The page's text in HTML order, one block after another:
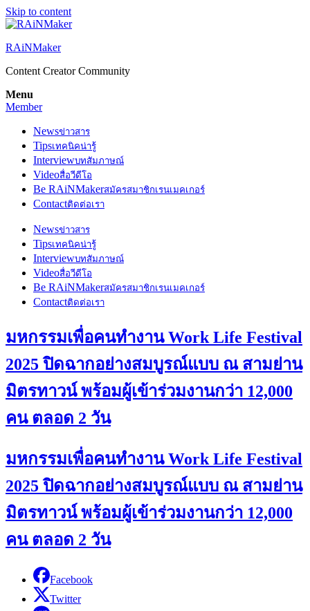
Skip to content
RAiNMaker
Content Creator Community
Menu
Member
Newsข่าวสาร
Tipsเทคนิคน่ารู้
Interviewบทสัมภาษณ์
Videoสื่อวีดีโอ
Be RAiNMakerสมัครสมาชิกเรนเมคเกอร์
Contactติดต่อเรา
Newsข่าวสาร
Tipsเทคนิคน่ารู้
Interviewบทสัมภาษณ์
Videoสื่อวีดีโอ
Be RAiNMakerสมัครสมาชิกเรนเมคเกอร์
Contactติดต่อเรา
มหกรรมเพื่อคนทำงาน Work Life Festival
2025 ปิดฉากอย่างสมบูรณ์แบบ ณ สามย่าน
มิตรทาวน์ พร้อมผู้เข้าร่วมงานกว่า 12,000
คน ตลอด 2 วัน
มหกรรมเพื่อคนทำงาน Work Life Festival
2025 ปิดฉากอย่างสมบูรณ์แบบ ณ สามย่าน
มิตรทาวน์ พร้อมผู้เข้าร่วมงานกว่า 12,000
คน ตลอด 2 วัน
Facebook
Twitter